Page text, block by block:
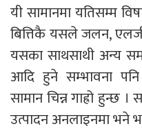
यी सामानमा यतिसम्म
बित्तिकै यसले जलन,
यसका साथसाथी अन्य
आदि हुने सम्भावना
सामान चिन्न गाह्रो हुन्छ
उत्पादन अनलाइनमा भने